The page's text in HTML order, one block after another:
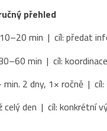
přehled
min | cíl: předat
min | cíl:
2 dny, 1× ročně | cíl:
den | cíl: konkrétní